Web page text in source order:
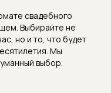
свадебного
Выбирайте не
но и то, что будет
Мы
выбор.